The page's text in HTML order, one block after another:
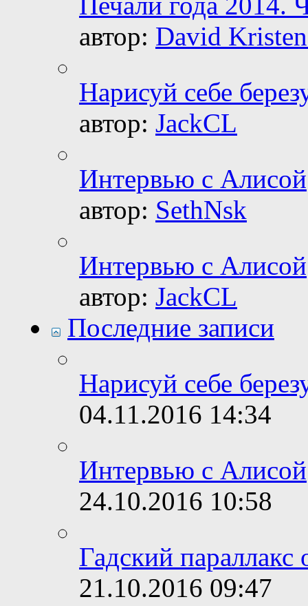
автор: David
Нарисуй себе
автор: JackCL
Интервью с Алисой
автор: SethNsk
Интервью с Алисой
автор: JackCL
Последние записи
Нарисуй себе
04.11.2016 14:34
Интервью с Алисой
24.10.2016 10:58
Гадский параллакс
21.10.2016 09:47